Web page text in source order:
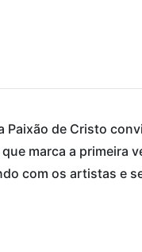
Paixão de Cristo
marca a primeira
com os artistas e